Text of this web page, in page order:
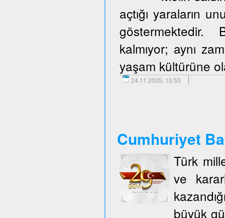
açtığı yaraların
göstermektedir.
kalmıyor; aynı
yaşam kültürüne
24.11.2025, 15:53
Cumhuriyet
Türk
ve
büyük